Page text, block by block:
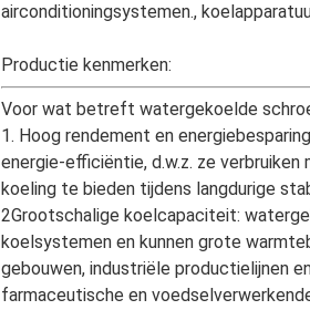
airconditioningsystemen.,
Productie kenmerken:
Voor wat betreft watergekoelde
1. Hoog rendement en
energie-efficiëntie, d.w.z. ze
koeling te bieden tijdens langdurige
2Grootschalige koelcapaciteit:
koelsystemen en kunnen grote
gebouwen, industriële productielijnen
farmaceutische en